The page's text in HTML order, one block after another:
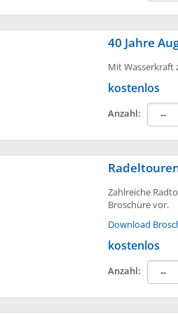
40 Jahre
Mit Wasserkraft
kostenlos
Anzahl:
Zahlreiche
Broschüre vor.
Download
kostenlos
Anzahl: